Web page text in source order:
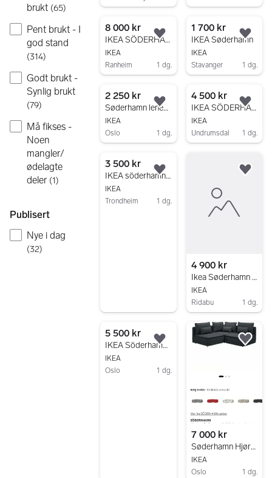
brukt (65)
Pent brukt - I
god stand
(314)
Godt brukt -
Synlig brukt
(79)
Må fikses -
Noen
mangler/
ødelagte
deler (1)
Publisert
Nye i dag
(32)
8 000 kr
IKEA SÖDERHAMN Hjørnesofa, 6-seters, mørk grå
IKEA
Ranheim
1 dg.
Legg til som favoritt.
1 700 kr
IKEA Søderhamn
IKEA
Stavanger
1 dg.
2 250 kr
Søderhamn lenestol/ Fridtuna lys beige
IKEA
Oslo
1 dg.
Legg til som favoritt.
4 500 kr
IKEA SÖDERHAMN
IKEA
Undrumsdal
1 dg.
3 500 kr
IKEA söderhamn - kelinge rustrød trekk
IKEA
Trondheim
1 dg.
Legg til som favoritt.
4 900 kr
Ikea Søderhamn sofa selges
IKEA
Ridabu
1 dg.
5 500 kr
IKEA Söderhamn sofa -reservert til tirsdag
IKEA
Oslo
1 dg.
Legg til som favoritt.
7 000 kr
Søderhamn Hjørnesofa Gul
IKEA
Oslo
1 dg.